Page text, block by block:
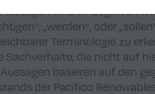
sind an Begriffen
„werden“, oder
Terminologie zu
die nicht auf
basieren auf den
der Pacifico